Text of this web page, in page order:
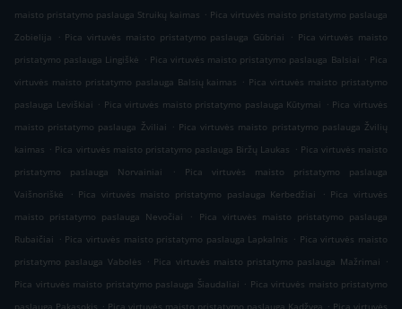
maisto pristatymo paslauga Struikų kaimas . Pica virtuvės maisto pristatymo paslauga
Zobielija
. Pica virtuvės maisto pristatymo paslauga Gūbriai . Pica virtuvės maisto
pristatymo paslauga Lingiškė . Pica virtuvės maisto pristatymo paslauga Balsiai . Pica
virtuvės maisto pristatymo paslauga Balsių kaimas . Pica virtuvės maisto pristatymo
paslauga Leviškiai . Pica virtuvės maisto pristatymo paslauga Kūtymai . Pica virtuvės
maisto pristatymo paslauga Žviliai . Pica virtuvės maisto pristatymo paslauga Žvilių
kaimas . Pica virtuvės maisto pristatymo paslauga Biržų Laukas . Pica virtuvės maisto
pristatymo paslauga Norvainiai
.
Pica virtuvės maisto pristatymo paslauga
Vaišnoriškė
. Pica virtuvės maisto pristatymo paslauga Kerbedžiai . Pica virtuvės
maisto pristatymo paslauga Nevočiai
.
Pica virtuvės maisto pristatymo paslauga
Rubaičiai . Pica virtuvės maisto pristatymo paslauga Lapkalnis . Pica virtuvės maisto
pristatymo paslauga Vabolės . Pica virtuvės maisto pristatymo paslauga Mažrimai .
Pica virtuvės maisto pristatymo paslauga Šiaudaliai . Pica virtuvės maisto pristatymo
. .